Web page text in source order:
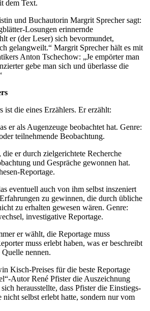
dem Text.
und Buchautorin Margrit Sprecher sagt:
Losungen erinnernde
er (der Leser) sich bevormundet,
gelangweilt.“ Margrit Sprecher hält es mit
Anton Tschechow: „Je empörter man
gebe man sich und überlasse die
ist die eines Erzählers. Er erzählt:
er als Augenzeuge beobachtet hat. Genre:
teilnehmende Beobachtung.
, die er durch zielgerichtete Recherche
und Gespräche gewonnen hat.
Reportage.
eventuell auch von ihm selbst inszeniert
zu gewinnen, die durch übliche
zu erhalten gewesen wären. Genre:
investigative Reportage.
er wählt, die Reportage muss
muss erlebt haben, was er beschreibt
nennen.
Kisch-Preises für die beste Reportage
Autor René Pfister die Auszeichnung
herausstellte, dass Pfister die Einstiegs-
nicht selbst erlebt hatte, sondern nur vom